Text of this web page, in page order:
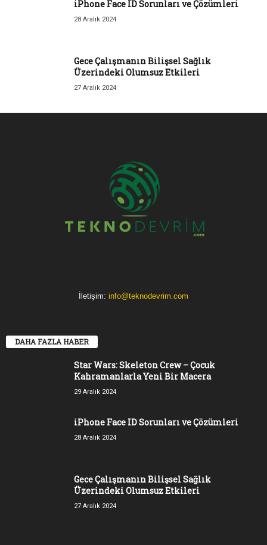
iPhone Face ID Sorunları ve Çözümleri
28 Aralık 2024
Gece Çalışmanın Bilişsel Sağlık
Üzerindeki Olumsuz Etkileri
27 Aralık 2024
İletişim: info@teknodevrim.com
DAHA FAZLA HABER
Star Wars: Skeleton Crew – Çocuk
Kahramanlarla Yeni Bir Macera
29 Aralık 2024
iPhone Face ID Sorunları ve Çözümleri
28 Aralık 2024
Gece Çalışmanın Bilişsel Sağlık
Üzerindeki Olumsuz Etkileri
27 Aralık 2024